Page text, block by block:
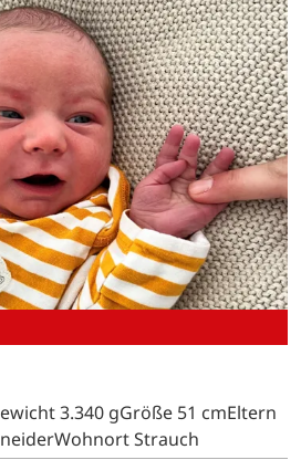
3.340 gGröße 51 cmEltern
Strauch